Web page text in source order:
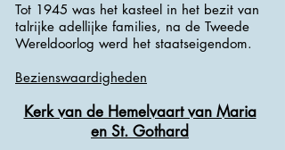
Tot 1945 was het kasteel in het bezit van
talrijke adellijke families, na de Tweede
Wereldoorlog werd het staatseigendom.
Bezienswaardigheden
Kerk van de Hemelvaart van Maria
en St. Gothard